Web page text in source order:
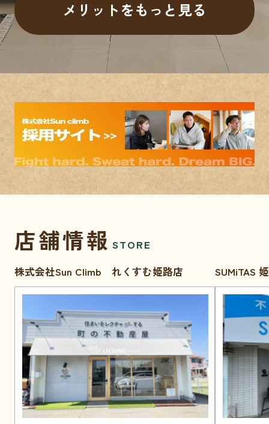
メリットをもっと見る
店舗情報 STORE
株式会社Sun Climb れくすむ姫路店
SUMiTAS